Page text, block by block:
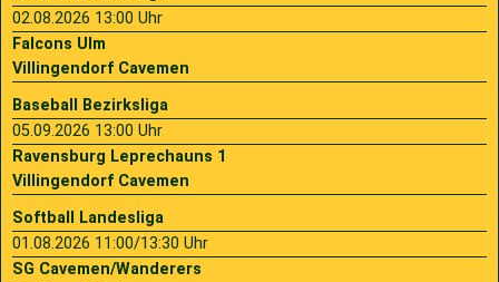
02.08.2026 13:00 Uhr
Falcons Ulm
Villingendorf Cavemen
Baseball Bezirksliga
05.09.2026 13:00 Uhr
Ravensburg Leprechauns 1
Villingendorf Cavemen
Softball Landesliga
01.08.2026 11:00/13:30 Uhr
SG Cavemen/Wanderers